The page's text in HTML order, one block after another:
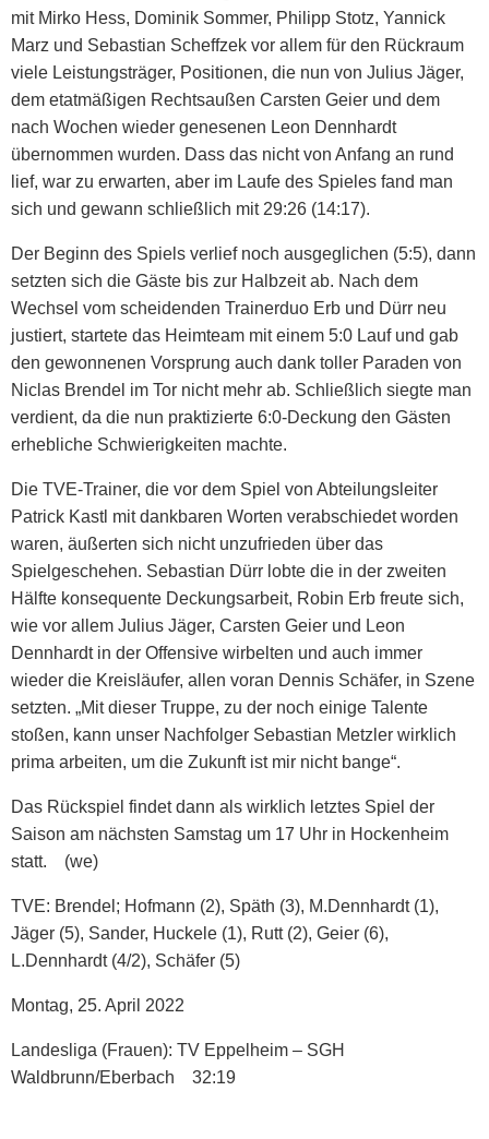
mit Mirko Hess, Dominik Sommer, Philipp Stotz, Yannick
Marz und Sebastian Scheffzek vor allem für den Rückraum
viele Leistungsträger, Positionen, die nun von Julius Jäger,
dem etatmäßigen Rechtsaußen Carsten Geier und dem
nach Wochen wieder genesenen Leon Dennhardt
übernommen wurden. Dass das nicht von Anfang an rund
lief, war zu erwarten, aber im Laufe des Spieles fand man
sich und gewann schließlich mit 29:26 (14:17).
Der Beginn des Spiels verlief noch ausgeglichen (5:5), dann
setzten sich die Gäste bis zur Halbzeit ab. Nach dem
Wechsel vom scheidenden Trainerduo Erb und Dürr neu
justiert, startete das Heimteam mit einem 5:0 Lauf und gab
den gewonnenen Vorsprung auch dank toller Paraden von
Niclas Brendel im Tor nicht mehr ab. Schließlich siegte man
verdient, da die nun praktizierte 6:0-Deckung den Gästen
erhebliche Schwierigkeiten machte.
Die TVE-Trainer, die vor dem Spiel von Abteilungsleiter
Patrick Kastl mit dankbaren Worten verabschiedet worden
waren, äußerten sich nicht unzufrieden über das
Spielgeschehen. Sebastian Dürr lobte die in der zweiten
Hälfte konsequente Deckungsarbeit, Robin Erb freute sich,
wie vor allem Julius Jäger, Carsten Geier und Leon
Dennhardt in der Offensive wirbelten und auch immer
wieder die Kreisläufer, allen voran Dennis Schäfer, in Szene
setzten. „Mit dieser Truppe, zu der noch einige Talente
stoßen, kann unser Nachfolger Sebastian Metzler wirklich
prima arbeiten, um die Zukunft ist mir nicht bange“.
Das Rückspiel findet dann als wirklich letztes Spiel der
Saison am nächsten Samstag um 17 Uhr in Hockenheim
statt. (we)
TVE: Brendel; Hofmann (2), Späth (3), M.Dennhardt (1),
Jäger (5), Sander, Huckele (1), Rutt (2), Geier (6),
L.Dennhardt (4/2), Schäfer (5)
Montag, 25. April 2022
Landesliga (Frauen): TV Eppelheim – SGH
Waldbrunn/Eberbach 32:19